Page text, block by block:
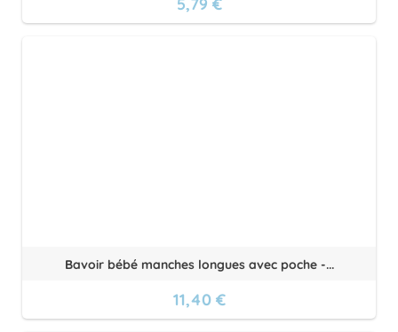
Bavoir bébé manches longues avec poche -...
11,40 €